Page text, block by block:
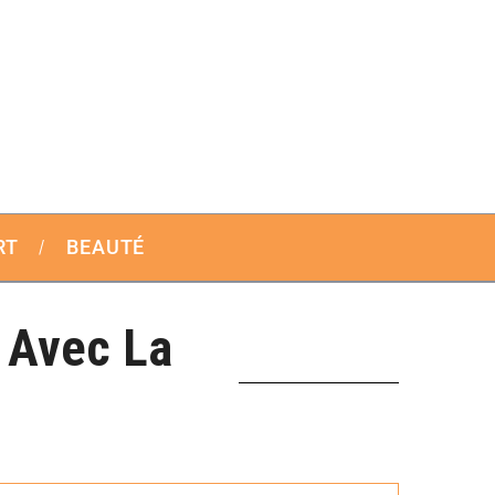
BEAUTÉ
La